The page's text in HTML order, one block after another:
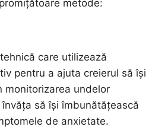
metode:
care utilizează
pentru a ajuta creierul să își
monitorizarea undelor
să își îmbunătățească
de anxietate.